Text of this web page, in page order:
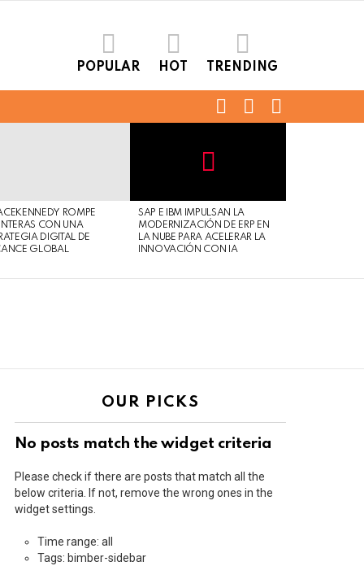
POPULAR HOT TRENDING
FOLLOWSEARCH
ROMPE
CON UNA
DIGITAL DE
GLOBAL
Safe
For
Work
view
this
post
SAP E IBM IMPULSAN LA
MODERNIZACIÓN DE ERP EN
LA NUBE PARA ACELERAR LA
INNOVACIÓN CON IA
OUR PICKS
No posts match the widget criteria
Please check if there are posts that match all the
below criteria. If not, remove the wrong ones in the
widget settings.
Time range: all
Tags: bimber-sidebar